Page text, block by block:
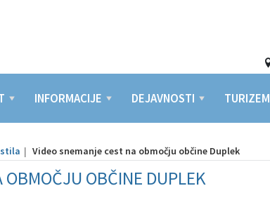
INFORMACIJE DEJAVNOSTI TURIZEM
Video snemanje cest na območju občine Duplek
OBMOČJU OBČINE DUPLEK
>